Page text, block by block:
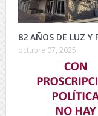
82 AÑOS DE LUZ Y
octubre 07, 2025